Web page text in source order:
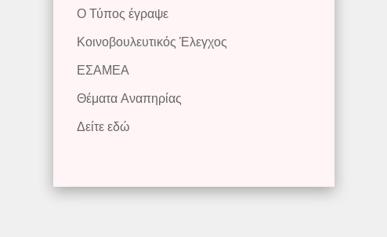
Ο Τύπος έγραψε
Κοινοβουλευτικός Έλεγχος
ΕΣΑΜΕΑ
Θέματα Αναπηρίας
Δείτε εδώ